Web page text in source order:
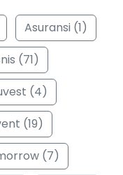
Asuransi (1)
(71)
(4)
(19)
(7)